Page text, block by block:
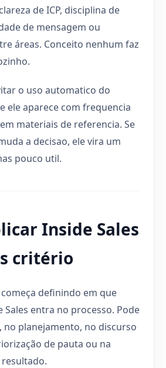
de ICP, disciplina de
de mensagem ou
áreas. Conceito nenhum faz
o uso automatico do
ele aparece com frequencia
materiais de referencia. Se
a decisao, ele vira um
pouco util.
Inside Sales
critério
definindo em que
entra no processo. Pode
no planejamento, no discurso
de pauta ou na